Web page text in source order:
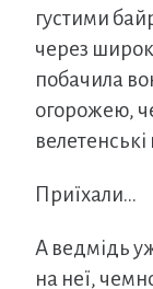
густими
через
побачила
огорожею,
Приїхали…
А ведмідь
на неї,